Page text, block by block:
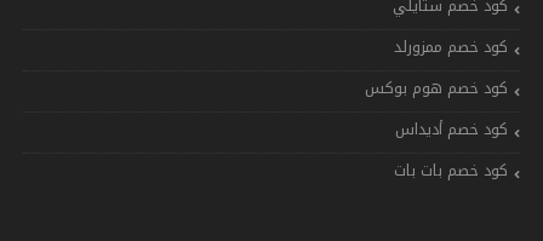
كود خصم ستايلي
كود خصم ممزورلد
كود خصم هوم بوكس
كود خصم أديداس
كود خصم بات بات